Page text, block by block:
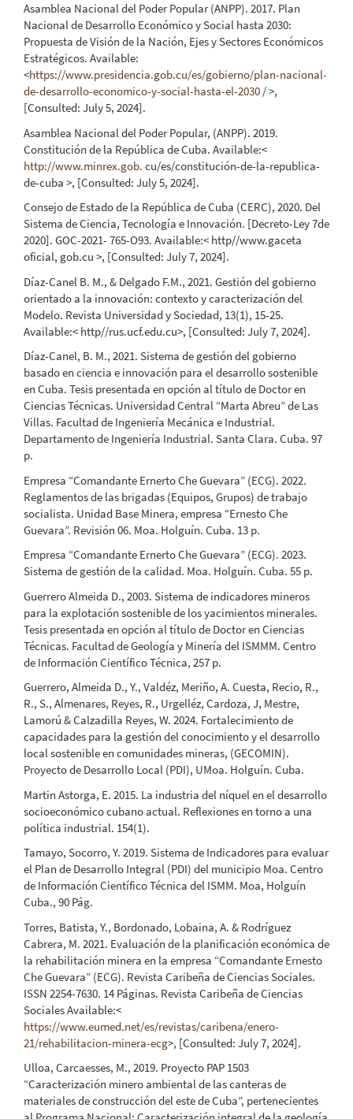
Asamblea Nacional del Poder Popular (ANPP). 2017. Plan
Nacional de Desarrollo Económico y Social hasta 2030:
Propuesta de Visión de la Nación, Ejes y Sectores Económicos
Estratégicos. Available:
<https://www.presidencia.gob.cu/es/gobierno/plan-nacional-
de-desarrollo-economico-y-social-hasta-el-2030 / >,
[Consulted: July 5, 2024].
Asamblea Nacional del Poder Popular, (ANPP). 2019.
Constitución de la República de Cuba. Available:<
http://www.minrex.gob. cu/es/constitución-de-la-republica-
de-cuba >, [Consulted: July 5, 2024].
Consejo de Estado de la República de Cuba (CERC), 2020. Del
Sistema de Ciencia, Tecnología e Innovación. [Decreto-Ley 7de
2020]. GOC-2021- 765-O93. Available:< http//www.gaceta
oficial, gob.cu >, [Consulted: July 7, 2024].
Díaz-Canel B. M., & Delgado F.M., 2021. Gestión del gobierno
orientado a la innovación: contexto y caracterización del
Modelo. Revista Universidad y Sociedad, 13(1), 15-25.
Available:< http//rus.ucf.edu.cu>, [Consulted: July 7, 2024].
Díaz-Canel, B. M., 2021. Sistema de gestión del gobierno
basado en ciencia e innovación para el desarrollo sostenible
en Cuba. Tesis presentada en opción al título de Doctor en
Ciencias Técnicas. Universidad Central “Marta Abreu” de Las
Villas. Facultad de Ingeniería Mecánica e Industrial.
Departamento de Ingeniería Industrial. Santa Clara. Cuba. 97
p.
Empresa “Comandante Ernerto Che Guevara” (ECG). 2022.
Reglamentos de las brigadas (Equipos, Grupos) de trabajo
socialista. Unidad Base Minera, empresa “Ernesto Che
Guevara”. Revisión 06. Moa. Holguín. Cuba. 13 p.
Empresa “Comandante Ernerto Che Guevara” (ECG). 2023.
Sistema de gestión de la calidad. Moa. Holguín. Cuba. 55 p.
Guerrero Almeida D., 2003. Sistema de indicadores mineros
para la explotación sostenible de los yacimientos minerales.
Tesis presentada en opción al título de Doctor en Ciencias
Técnicas. Facultad de Geología y Minería del ISMMM. Centro
de Información Científico Técnica, 257 p.
Guerrero, Almeida D., Y., Valdéz, Meriño, A. Cuesta, Recio, R.,
R., S., Almenares, Reyes, R., Urgelléz, Cardoza, J, Mestre,
Lamorú & Calzadilla Reyes, W. 2024. Fortalecimiento de
capacidades para la gestión del conocimiento y el desarrollo
local sostenible en comunidades mineras, (GECOMIN).
Proyecto de Desarrollo Local (PDI), UMoa. Holguín. Cuba.
Martin Astorga, E. 2015. La industria del níquel en el desarrollo
socioeconómico cubano actual. Reflexiones en torno a una
política industrial. 154(1).
Tamayo, Socorro, Y. 2019. Sistema de Indicadores para evaluar
el Plan de Desarrollo Integral (PDI) del municipio Moa. Centro
de Información Científico Técnica del ISMM. Moa, Holguín
Cuba., 90 Pág.
Torres, Batista, Y., Bordonado, Lobaina, A. & Rodríguez
Cabrera, M. 2021. Evaluación de la planificación económica de
la rehabilitación minera en la empresa “Comandante Ernesto
Che Guevara” (ECG). Revista Caribeña de Ciencias Sociales.
ISSN 2254-7630. 14 Páginas. Revista Caribeña de Ciencias
Sociales Available:<
https://www.eumed.net/es/revistas/caribena/enero-
21/rehabilitacion-minera-ecg>, [Consulted: July 7, 2024].
Ulloa, Carcaesses, M., 2019. Proyecto PAP 1503
“Caracterización minero ambiental de las canteras de
materiales de construcción del este de Cuba”, pertenecientes